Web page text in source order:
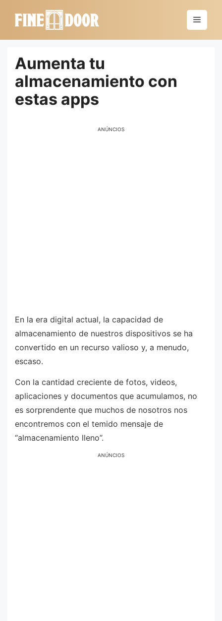
Menú
Aumenta tu
almacenamiento con
estas apps
ANÚNCIOS
En la era digital actual, la capacidad de
almacenamiento de nuestros dispositivos se ha
convertido en un recurso valioso y, a menudo,
escaso.
Con la cantidad creciente de fotos, videos,
aplicaciones y documentos que acumulamos, no
es sorprendente que muchos de nosotros nos
encontremos con el temido mensaje de
“almacenamiento lleno”.
ANÚNCIOS